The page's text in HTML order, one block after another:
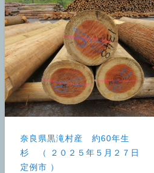
奈良県黒滝村産 約60年生
杉 （ ２０２５年５月２７日
定例市 ）